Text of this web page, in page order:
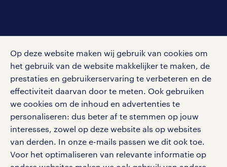
Op deze website maken wij gebruik van cookies om
het gebruik van de website makkelijker te maken, de
prestaties en gebruikerservaring te verbeteren en de
effectiviteit daarvan door te meten. Ook gebruiken
we cookies om de inhoud en advertenties te
personaliseren: dus beter af te stemmen op jouw
interesses, zowel op deze website als op websites
van derden. In onze e-mails passen we dit ook toe.
Voor het optimaliseren van relevante informatie op
Volg ons voor de leukste content omtrent
vacatures, solliciteren en inspiratie.
werken bij randstad
gebruikersvoorwaarden
privacystatement